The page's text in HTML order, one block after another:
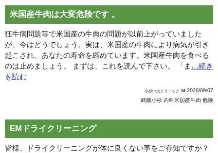
米国産牛肉は大変危険です 。
狂牛病問題等で米国産の牛肉の問題が以前上がっていました
が、今はどうでしょう。実は、米国産の牛肉により病気が引き
起こされ、あなたの寿命を縮めています。米国産牛肉を食べる
のは止めましょう。 まずは、これを読んで下さい。 「ま …続き
を読む
小杉中央クリニック at 2020/09/07
武蔵小杉 内科米国産牛肉 危険
EMドライクリーニング
皆様、ドライクリーニングが体に良くない事をご存知ですか？